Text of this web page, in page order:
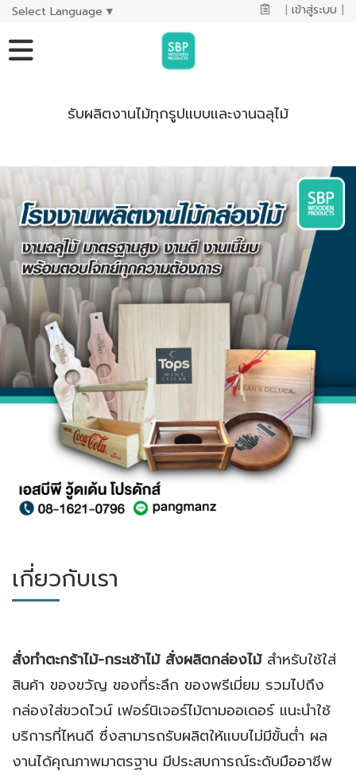
Select Language ▼ | เข้าสู่ระบบ |
รับผลิตงานไม้ทุกรูปแบบและงานฉลุไม้
เกี่ยวกับเรา
สั่งทำตะกร้าไม้-กระเช้าไม้ สั่งผลิตกล่องไม้ สำหรับใช้ใส่
สินค้า ของขวัญ ของที่ระลึก ของพรีเมี่ยม รวมไปถึง
กล่องใส่ขวดไวน์ เฟอร์นิเจอร์ไม้ตามออเดอร์ แนะนำใช้
บริการที่ไหนดี ซึ่งสามารถรับผลิตให้แบบไม่มีขั้นต่ำ ผล
งานได้คุณภาพมาตรฐาน มีประสบการณ์ระดับมืออาชีพ